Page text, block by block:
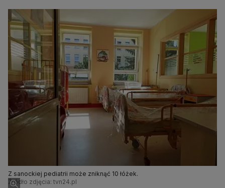
Z sanockiej pediatrii może zniknąć 10 łóżek.
Źródło zdjęcia: tvn24.pl